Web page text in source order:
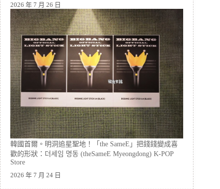
2026 年 7 月 26 日
韓國首爾。明洞追星聖地！「the SameE」把錢錢變成喜
歡的形狀：더세임 명동 (theSameE Myeongdong) K-POP
Store
2026 年 7 月 24 日